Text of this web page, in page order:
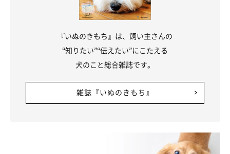
『いぬのきもち』は、飼い主さんの
“知りたい”“伝えたい”にこたえる
犬のこと総合雑誌です。
雑誌『いぬのきもち』